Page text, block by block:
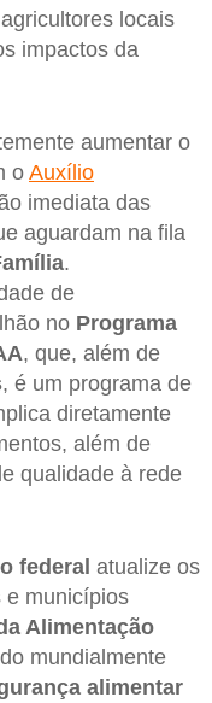
locais
impactos da
aumentar o
o Auxílio
imediata das
aguardam na fila
.
de
no Programa
, que, além de
, é um programa de
diretamente
além de
qualidade à rede
federal atualize os
e municípios
Alimentação
mundialmente
alimentar